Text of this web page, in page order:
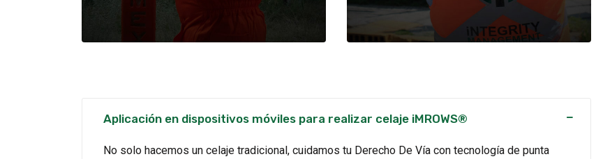
Aplicación en dispositivos móviles para realizar celaje iMROWS®
No solo hacemos un celaje tradicional, cuidamos tu Derecho De Vía con tecnología de punta